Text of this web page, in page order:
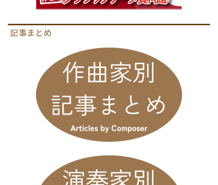
記事まとめ